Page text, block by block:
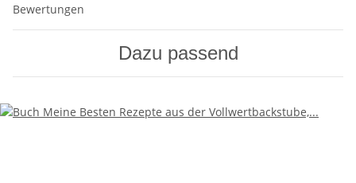
Bewertungen
Dazu passend